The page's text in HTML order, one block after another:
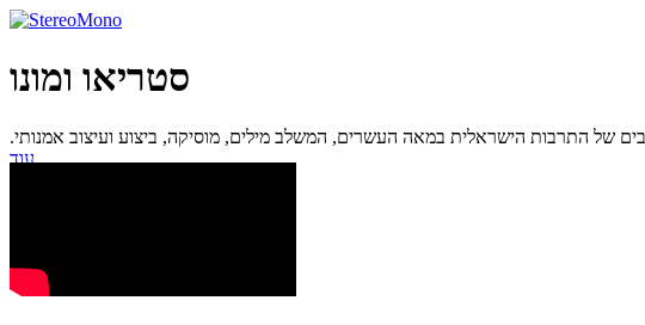
סטריאו ומונו
של התרבות הישראלית במאה העשרים, המשלב מילים, מוסיקה, ביצוע ועיצוב אמנותי.
עוד...